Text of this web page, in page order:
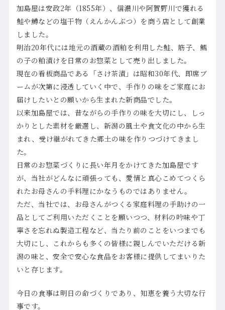
加島屋は安政2年（1855年）、信濃川や阿賀野川で獲れる
鮭や鱒などの塩干物（えんかんぶつ）を商う店として創業
しました。
明治20年代には地元の酒蔵の酒粕を利用した鮭、筋子、鱈
の子の粕漬けを日常のお惣菜として売り出しました。
現在の看板商品である「さけ茶漬」は昭和30年代、即席ブ
ームが次第に浸透していく中で、手作りの味をご家庭にお
届けしたいとの願いから生まれた新商品でした。
以来加島屋では、昔ながらの手作りの味を大切にし、しっ
かりとした素材を厳選し、新潟の風土や食文化の中から生
まれ、受け継がれてきた郷土の味を作りつづけてきまし
た。
日常のお惣菜づくりに長い年月をかけてきた加島屋です
が、当社がどんなに頑張っても、愛情と真心こめてつくら
れたお母さんの手料理にかなうものではありません。
ただ、当社では、お母さんがつくる家庭料理の手助けの一
品としてご利用いただくことを願いつつ、材料の吟味や丁
寧さを忘れぬ製造工程など、当たり前のことをいつまでも
大切にし、これからも多くの皆様に親しんでいただける新
潟の味と、安全で安心な食品をお客様に提供してまいりた
いと存じます。
今日の食事は明日の命づくりであり、知恵を養う大切な行
事です。